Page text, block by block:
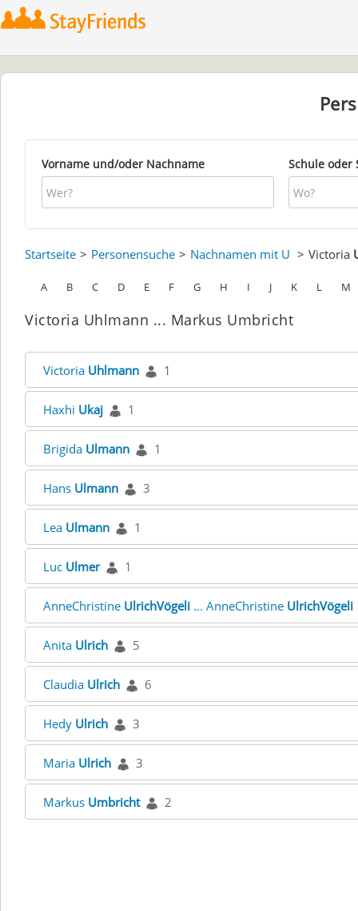
Vorname und/oder Nachname Schule oder
Startseite Personensuche Nachnamen mit U Victoria
A B C D E F G H I J K L M
Victoria Uhlmann ... Markus Umbricht
Victoria Uhlmann 1
Haxhi Ukaj 1
Brigida Ulmann 1
Hans Ulmann 3
Lea Ulmann 1
Luc Ulmer 1
AnneChristine UlrichVögeli ... AnneChristine UlrichVögeli
Anita Ulrich 5
Claudia Ulrich 6
Hedy Ulrich 3
Maria Ulrich 3
Markus Umbricht 2